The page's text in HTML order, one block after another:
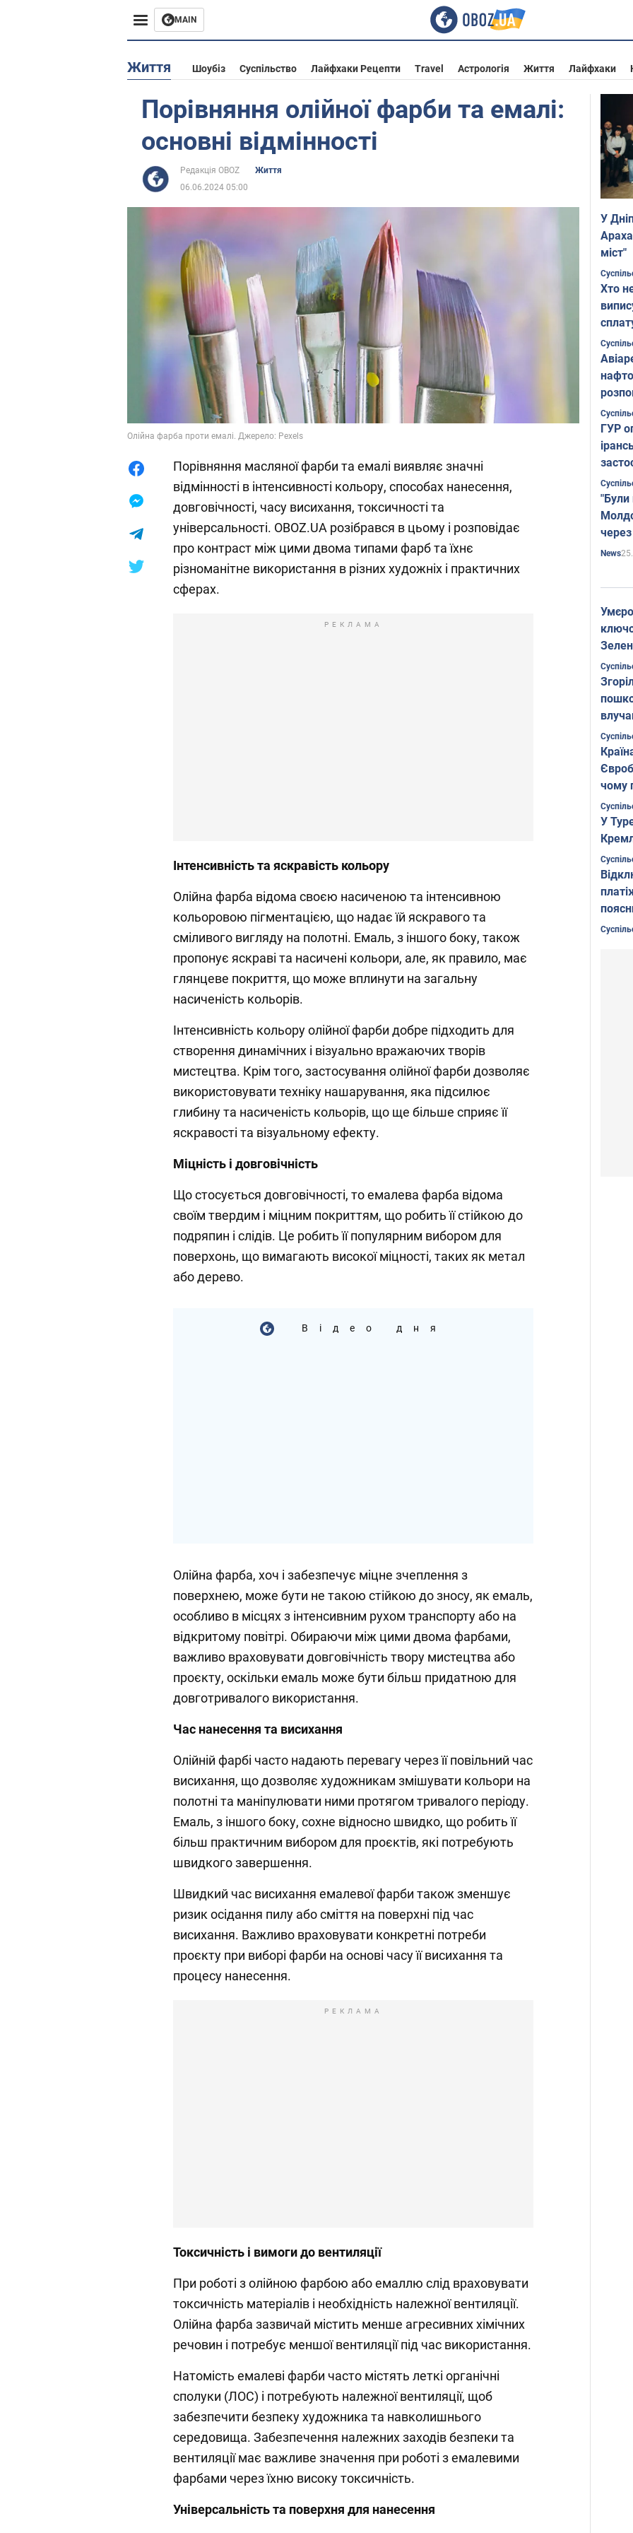
MAIN
Африка
Лайфхаки
Життя Шоубіз Суспільство Лайфхаки Рецепти Travel Астрологія Життя Лайфхаки
Порівняння олійної фарби та емалі:
основні відмінності
Редакція OBOZ
Життя
06.06.2024 05:00
Олійна фарба проти емалі. Джерело: Pexels
Порівняння масляної фарби та емалі виявляє значні
відмінності в інтенсивності кольору, способах нанесення,
довговічності, часу висихання, токсичності та
універсальності. OBOZ.UA розібрався в цьому і розповідає
про контраст між цими двома типами фарб та їхнє
різноманітне використання в різних художніх і практичних
сферах.
РЕКЛАМА
Інтенсивність та яскравість кольору
Олійна фарба відома своєю насиченою та інтенсивною
кольоровою пігментацією, що надає їй яскравого та
сміливого вигляду на полотні. Емаль, з іншого боку, також
пропонує яскраві та насичені кольори, але, як правило, має
глянцеве покриття, що може вплинути на загальну
насиченість кольорів.
Інтенсивність кольору олійної фарби добре підходить для
створення динамічних і візуально вражаючих творів
мистецтва. Крім того, застосування олійної фарби дозволяє
використовувати техніку нашарування, яка підсилює
глибину та насиченість кольорів, що ще більше сприяє її
яскравості та візуальному ефекту.
Міцність і довговічність
Що стосується довговічності, то емалева фарба відома
своїм твердим і міцним покриттям, що робить її стійкою до
подряпин і слідів. Це робить її популярним вибором для
поверхонь, що вимагають високої міцності, таких як метал
або дерево.
Відео дня
Олійна фарба, хоч і забезпечує міцне зчеплення з
поверхнею, може бути не такою стійкою до зносу, як емаль,
особливо в місцях з інтенсивним рухом транспорту або на
відкритому повітрі. Обираючи між цими двома фарбами,
важливо враховувати довговічність твору мистецтва або
проєкту, оскільки емаль може бути більш придатною для
довготривалого використання.
Час нанесення та висихання
Олійній фарбі часто надають перевагу через її повільний час
висихання, що дозволяє художникам змішувати кольори на
полотні та маніпулювати ними протягом тривалого періоду.
Емаль, з іншого боку, сохне відносно швидко, що робить її
більш практичним вибором для проєктів, які потребують
швидкого завершення.
Швидкий час висихання емалевої фарби також зменшує
ризик осідання пилу або сміття на поверхні під час
висихання. Важливо враховувати конкретні потреби
проєкту при виборі фарби на основі часу її висихання та
процесу нанесення.
РЕКЛАМА
Токсичність і вимоги до вентиляції
При роботі з олійною фарбою або емаллю слід враховувати
токсичність матеріалів і необхідність належної вентиляції.
Олійна фарба зазвичай містить менше агресивних хімічних
речовин і потребує меншої вентиляції під час використання.
Натомість емалеві фарби часто містять леткі органічні
сполуки (ЛОС) і потребують належної вентиляції, щоб
забезпечити безпеку художника та навколишнього
середовища. Забезпечення належних заходів безпеки та
вентиляції має важливе значення при роботі з емалевими
фарбами через їхню високу токсичність.
Універсальність та поверхня для нанесення
У
міст"
Хто
ГУР
"Були
News
Фото
чому
У